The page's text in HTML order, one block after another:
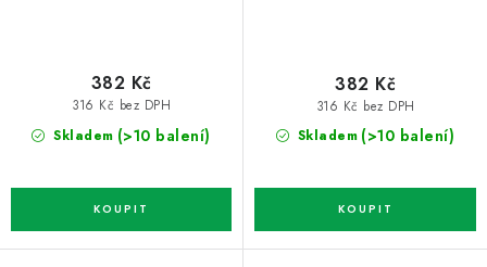
Skladem (>10 balení)
316 Kč bez DPH
382 Kč
Skladem (>10 balení)
316 Kč bez DPH
382 Kč